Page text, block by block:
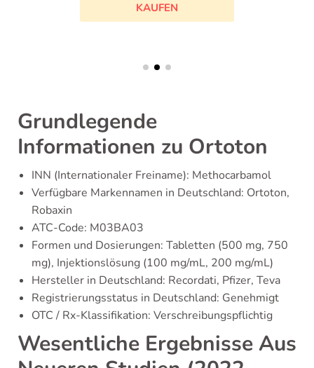
KAUFEN
Grundlegende
Informationen zu Ortoton
INN (Internationaler Freiname): Methocarbamol
Verfügbare Markennamen in Deutschland: Ortoton,
Robaxin
ATC-Code: M03BA03
Formen und Dosierungen: Tabletten (500 mg, 750
mg), Injektionslösung (100 mg/mL, 200 mg/mL)
Hersteller in Deutschland: Recordati, Pfizer, Teva
Registrierungsstatus in Deutschland: Genehmigt
OTC / Rx-Klassifikation: Verschreibungspflichtig
Wesentliche Ergebnisse Aus